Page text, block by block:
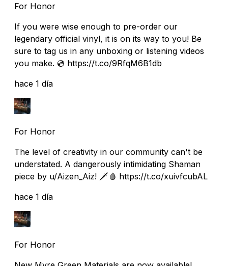
For Honor
If you were wise enough to pre-order our
legendary official vinyl, it is on its way to you! Be
sure to tag us in any unboxing or listening videos
you make. 💿 https://t.co/9RfqM6B1db
hace 1 día
For Honor
The level of creativity in our community can't be
understated. A dangerously intimidating Shaman
piece by u/Aizen_Aiz! 🗡️🩸 https://t.co/xuivfcubAL
hace 1 día
For Honor